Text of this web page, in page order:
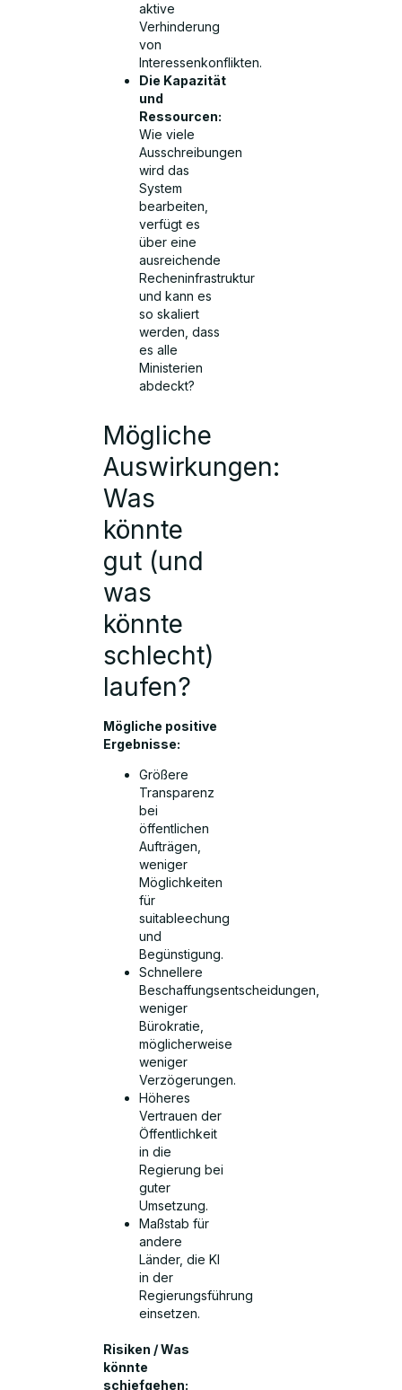
aktive
Verhinderung
von
Interessenkonflikten.
Die Kapazität
und
Ressourcen:
Wie viele
Ausschreibungen
wird das
System
bearbeiten,
verfügt es
über eine
ausreichende
Recheninfrastruktur
und kann es
so skaliert
werden, dass
es alle
Ministerien
abdeckt?
Mögliche
Auswirkungen:
Was
könnte
gut (und
was
könnte
schlecht)
laufen?
Mögliche positive
Ergebnisse:
Größere
Transparenz
bei
öffentlichen
Aufträgen,
weniger
Möglichkeiten
für
suitableechung
und
Begünstigung.
Schnellere
Beschaffungsentscheidungen,
weniger
Bürokratie,
möglicherweise
weniger
Verzögerungen.
Höheres
Vertrauen der
Öffentlichkeit
in die
Regierung bei
guter
Umsetzung.
Maßstab für
andere
Länder, die KI
in der
Regierungsführung
einsetzen.
Risiken / Was
könnte
schiefgehen: